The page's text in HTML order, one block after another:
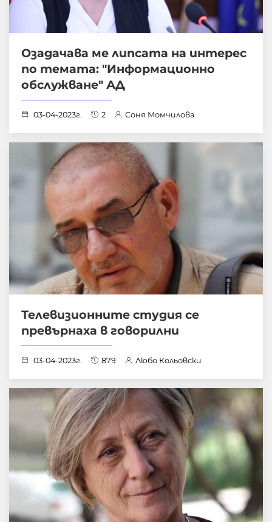
Озадачава ме липсата на интерес
по темата: "Информационно
обслужване" АД
03-04-2023г. 2 Соня Момчилова
Телевизионните студия се
превърнаха в говорилни
03-04-2023г. 879 Любо Кольовски